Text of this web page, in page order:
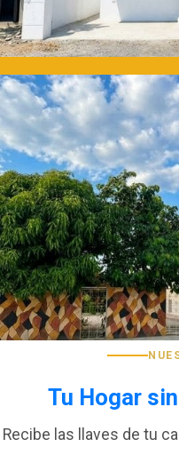
Tu Hogar
Recibe las llaves de tu